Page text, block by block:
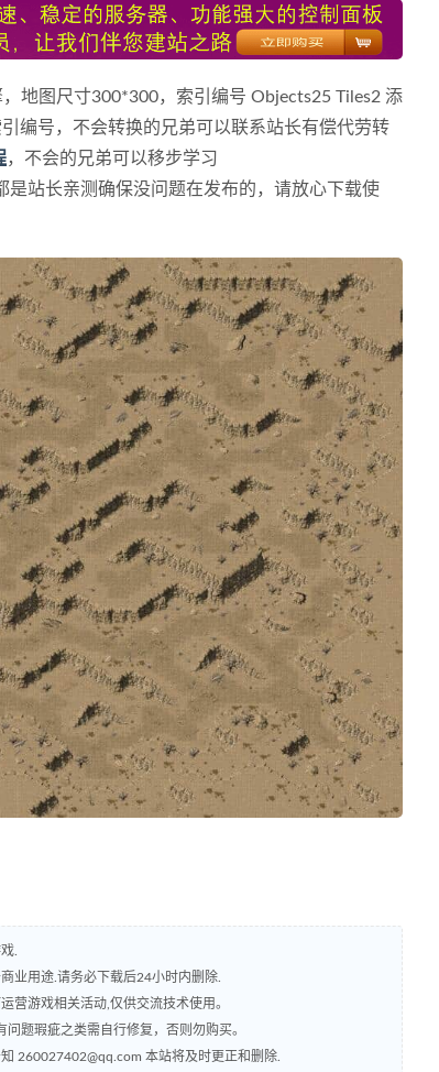
地图尺寸300*300， 索引编号 Objects25 Tiles2 添
编号，不会转换的兄弟可以联系站长有偿代劳转
，不会的兄弟可以移步学习
是站长亲测确保没问题在发布的，请放心下载使
.
业用途.请务必下载后24小时内删除.
营游戏相关活动,仅供交流技术使用。
题瑕疵之类需自行修复，否则勿购买。
260027402@qq.com 本站将及时更正和删除.